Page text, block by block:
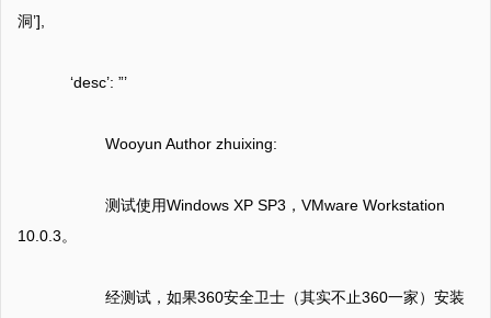
洞’],
‘desc’: ”’
Wooyun Author zhuixing:
测试使用Windows XP SP3，VMware Workstation
10.0.3。
经测试，如果360安全卫士（其实不止360一家）安装